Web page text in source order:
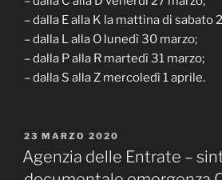
– dalla E alla K la mattina di sabato
– dalla L alla O lunedì 30 marzo;
– dalla P alla R martedì 31 marzo;
– dalla S alla Z mercoledì 1 aprile.
PUBBLICATO
IL
23 MARZO 2020
Agenzia delle Entrate –